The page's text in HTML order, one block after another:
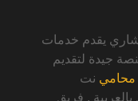
يقدم خدمات
جيدة لتقديم
محامي نت
. فريق